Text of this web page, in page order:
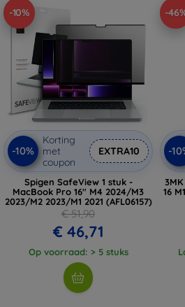
-10%
-10%
Korting
met
coupon
EXTRA10
Spigen SafeView 1 stuk -
MacBook Pro 16" M4 2024/M3
2023/M2 2023/M1 2021 (AFL06157)
€ 51,90
€ 46,71
Op voorraad: > 5 stuks
-
-
16